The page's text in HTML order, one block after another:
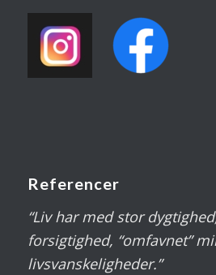
Referencer
“Liv har med stor
forsigtighed, “omfavnet”
livsvanskeligheder.”